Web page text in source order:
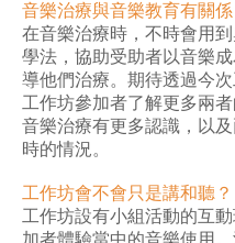
音樂治療與音樂教育有關係
在音樂治療時，不時會用
學法，協助受助者以音樂成
導他們治療。期待透過今
工作坊參加者了解更多兩
音樂治療有更多認識，以
時的情況。
工作坊會不會只是講和聽？
工作坊設有小組活動的互
加者體驗當中的音樂使用